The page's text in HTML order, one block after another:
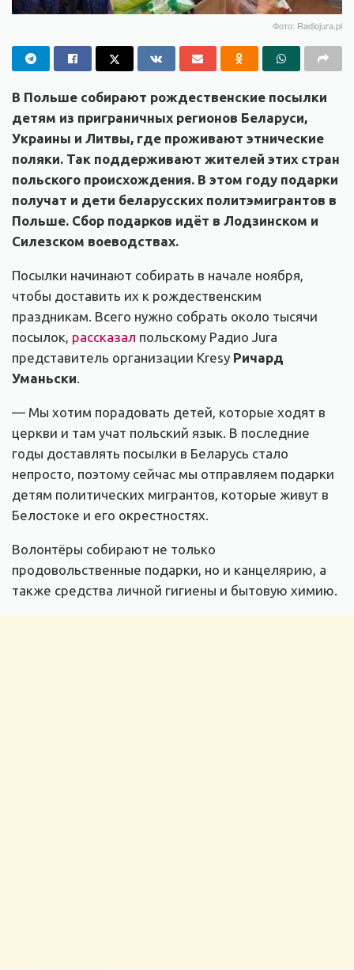
Фото: Radiojura.pl
В Польше собирают рождественские посылки
детям из приграничных регионов Беларуси,
Украины и Литвы, где проживают этнические
поляки. Так поддерживают жителей этих стран
польского происхождения. В этом году подарки
получат и дети беларусских политэмигрантов в
Польше. Сбор подарков идёт в Лодзинском и
Силезском воеводствах.
Посылки начинают собирать в начале ноября,
чтобы доставить их к рождественским
праздникам. Всего нужно собрать около тысячи
посылок, рассказал польскому Радио Jura
представитель организации Kresy Ричард
Уманьски
— Мы хотим порадовать детей, которые ходят в
церкви и там учат польский язык. В последние
годы доставлять посылки в Беларусь стало
непросто, поэтому сейчас мы отправляем подарки
детям политических мигрантов, которые живут в
Белостоке и его окрестностях.
Волонтёры собирают не только
продовольственные подарки, но и канцелярию, а
также средства личной гигиены и бытовую химию.